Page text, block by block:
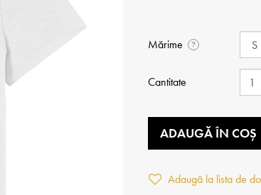
Mărime ?
Cantitate
ADAUGĂ ÎN COȘ
Adaugă la lista de